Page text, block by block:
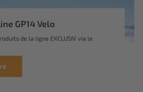
GP14 Velo
de la ligne EXCLUSIV via le